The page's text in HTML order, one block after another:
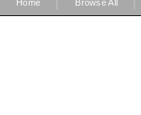
Home Browse All